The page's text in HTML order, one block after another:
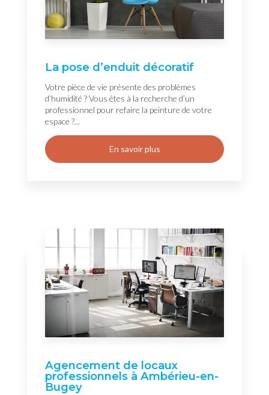
La pose d’enduit décoratif
Votre pièce de vie présente des problèmes
d’humidité ? Vous êtes à la recherche d’un
professionnel pour refaire la peinture de votre
espace ?...
En savoir plus
Agencement de locaux
professionnels à Ambérieu-en-
Bugey